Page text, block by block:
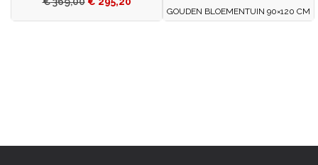
GOUDEN BLOEMENTUIN 90×120 CM